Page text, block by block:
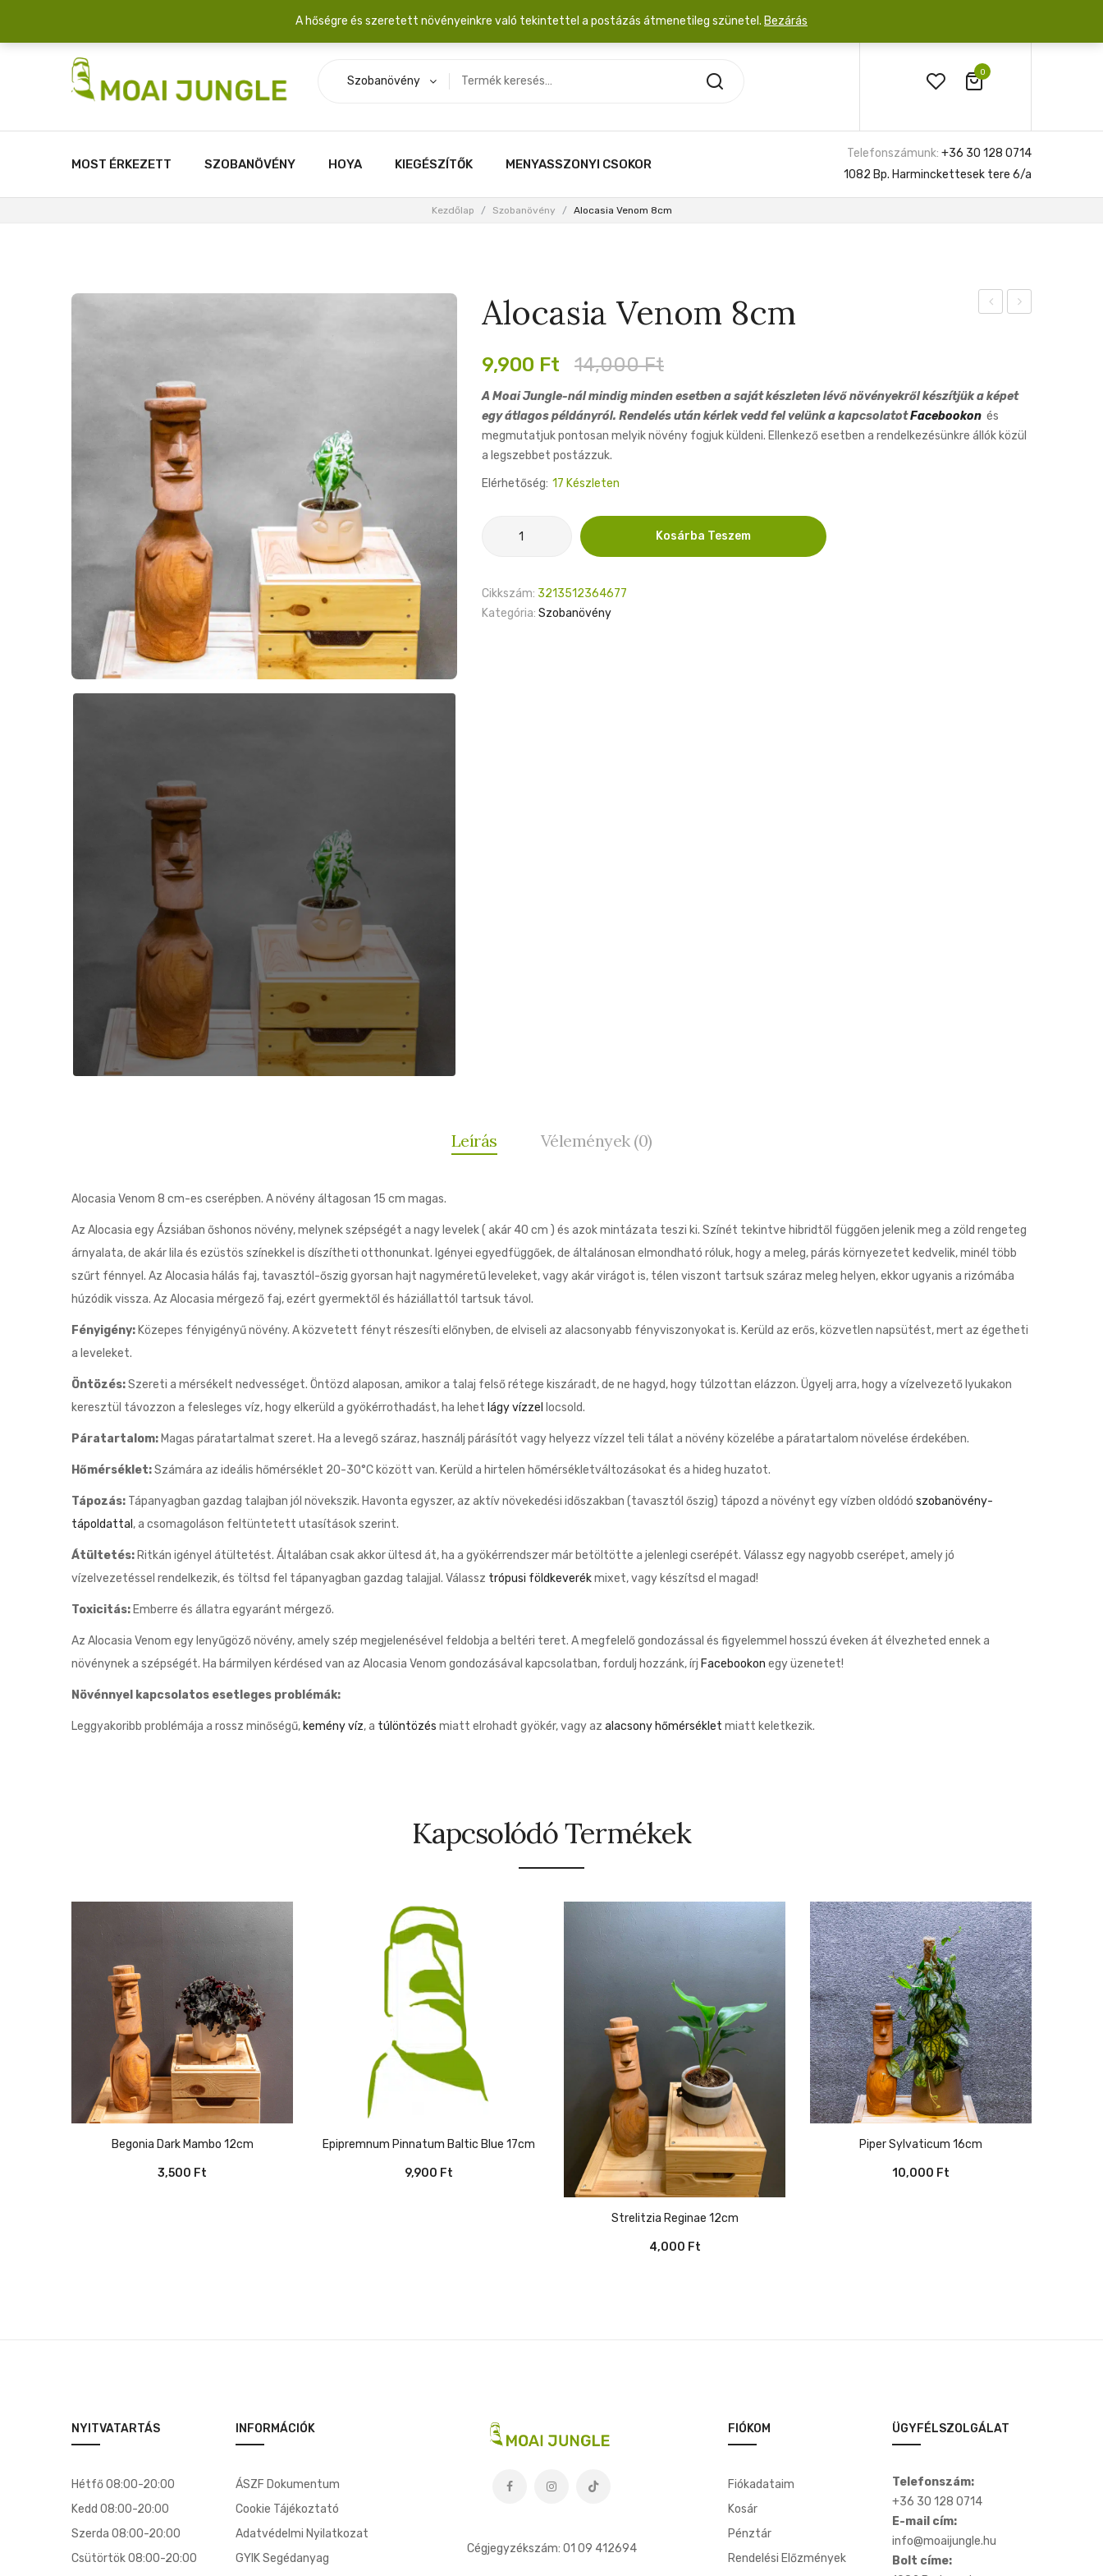
Szállítási díj: 2.200 Ft/csomag átlagosan 3-5 növény fér egy dobozba. 20.000 Ft érték felett INGYEN posta!
0
Szobanövény
MOST ÉRKEZETT SZOBANÖVÉNY HOYA KIEGÉSZÍTŐK MENYASSZONYI CSOKOR
Telefonszámunk: +36 30 128 0714
1082 Bp. Harminckettesek tere 6/a
Kezdőlap / Szobanövény / Alocasia Venom 8cm
Alocasia Venom 8cm
14,000Ft
Original
was:
14,000 Ft.
9,900 Ft
Current
is:
9,900 Ft.
A Moai Jungle-nál mindig minden esetben a saját készleten lévő növényekről készítjük a képet
egy átlagos példányról. Rendelés után kérlek vedd fel velünk a kapcsolatotFacebookon és
megmutatjuk pontosan melyik növény fogjuk küldeni. Ellenkező esetben a rendelkezésünkre állók közül
a legszebbet postázzuk.
Elérhetőség: 17 Készleten
Kosárba Teszem
Cikkszám: 3213512364677
Kategória: Szobanövény
Leírás Vélemények (0)
Alocasia Venom 8 cm-es cserépben. A növény áltagosan 15 cm magas.
Az Alocasia egy Ázsiában őshonos növény, melynek szépségét a nagy levelek ( akár 40 cm ) és azok mintázata teszi ki. Színét tekintve hibridtől függően jelenik meg a zöld rengeteg
árnyalata, de akár lila és ezüstös színekkel is díszítheti otthonunkat. Igényei egyedfüggőek, de általánosan elmondható róluk, hogy a meleg, párás környezetet kedvelik, minél több
szűrt fénnyel. Az Alocasia hálás faj, tavasztól-őszig gyorsan hajt nagyméretű leveleket, vagy akár virágot is, télen viszont tartsuk száraz meleg helyen, ekkor ugyanis a rizómába
húzódik vissza. Az Alocasia mérgező faj, ezért gyermektől és háziállattól tartsuk távol.
Fényigény: Közepes fényigényű növény. A közvetett fényt részesíti előnyben, de elviseli az alacsonyabb fényviszonyokat is. Kerüld az erős, közvetlen napsütést, mert az égetheti
a leveleket.
Öntözés:Szereti a mérsékelt nedvességet. Öntözd alaposan, amikor a talaj felső rétege kiszáradt, de ne hagyd, hogy túlzottan elázzon. Ügyelj arra, hogy a vízelvezető lyukakon
keresztül távozzon a felesleges víz, hogy elkerüld a gyökérrothadást, ha lehet lágy vízzel locsold.
Páratartalom: Magas páratartalmat szeret. Ha a levegő száraz, használj párásítót vagy helyezz vízzel teli tálat a növény közelébe a páratartalom növelése érdekében.
Hőmérséklet:Számára az ideális hőmérséklet 20-30°C között van. Kerüld a hirtelen hőmérsékletváltozásokat és a hideg huzatot.
Tápozás: Tápanyagban gazdag talajban jól növekszik. Havonta egyszer, az aktív növekedési időszakban (tavasztól őszig) tápozd a növényt egy vízben oldódó szobanövény-
tápoldattal , a csomagoláson feltüntetett utasítások szerint.
Átültetés: Ritkán igényel átültetést. Általában csak akkor ültesd át, ha a gyökérrendszer már betöltötte a jelenlegi cserépét. Válassz egy nagyobb cserépet, amely jó
vízelvezetéssel rendelkezik, és töltsd fel tápanyagban gazdag talajjal. Válassz trópusi földkeverékmixet, vagy készítsd el magad!
Toxicitás: Emberre és állatra egyaránt mérgező.
Az Alocasia Venom egy lenyűgöző növény, amely szép megjelenésével feldobja a beltéri teret. A megfelelő gondozással és figyelemmel hosszú éveken át élvezheted ennek a
növénynek a szépségét. Ha bármilyen kérdésed van az Alocasia Venom gondozásával kapcsolatban, fordulj hozzánk, írj Facebookon egy üzenetet!
Növénnyel kapcsolatos esetleges problémák:
Leggyakoribb problémája a rossz minőségű, kemény víz, a túlöntözés miatt elrohadt gyökér, vagy az alacsony hőmérséklet miatt keletkezik.
Kapcsolódó Termékek
Begonia Dark Mambo 12cm
3,500 Ft
Epipremnum Pinnatum Baltic Blue 17cm
9,900 Ft
Strelitzia Reginae 12cm
4,000 Ft
Piper Sylvaticum 16cm
10,000 Ft
NYITVATARTÁS
Hétfő 08:00-20:00
Kedd 08:00-20:00
Szerda 08:00-20:00
Csütörtök 08:00-20:00
INFORMÁCIÓK
ÁSZF Dokumentum
Cookie Tájékoztató
Adatvédelmi Nyilatkozat
GYIK Segédanyag
Cégjegyzékszám: 01 09 412694
FIÓKOM
Fiókadataim
Kosár
Pénztár
Rendelési Előzmények
ÜGYFÉLSZOLGÁLAT
Telefonszám:
+36 30 128 0714
E-mail cím:
info@moaijungle.hu
Bolt címe:
A hőségre és szeretett növényeinkre való tekintettel a postázás átmenetileg szünetel. Bezárás